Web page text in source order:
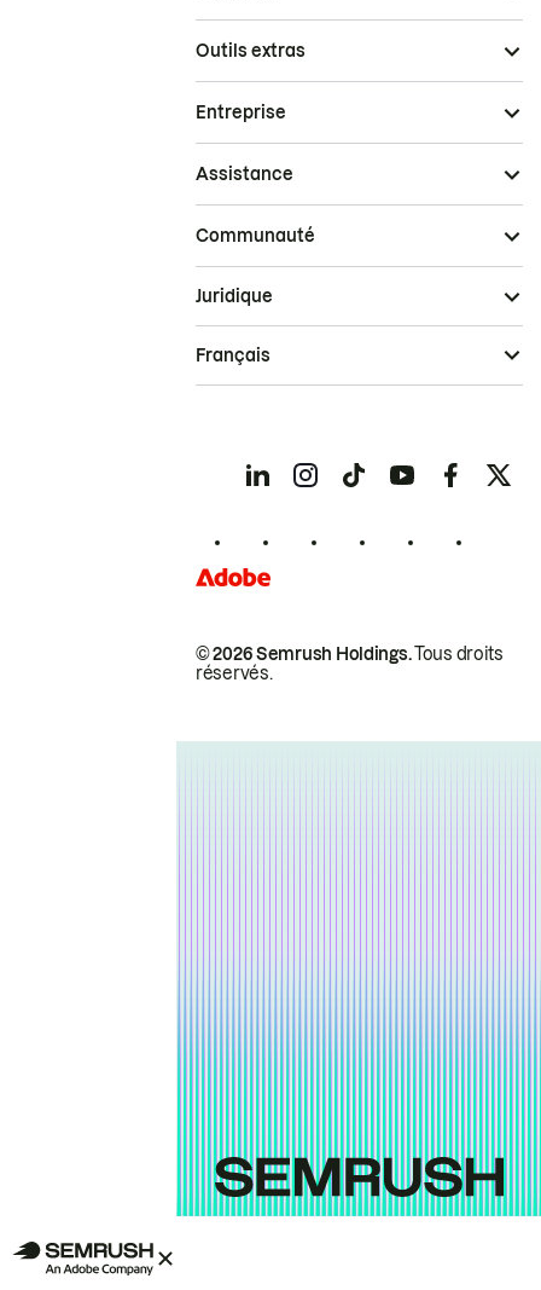
Outils extras
Entreprise
Assistance
Communauté
© 2026 Semrush Holdings.Tous droits
réservés.
Juridique
Français